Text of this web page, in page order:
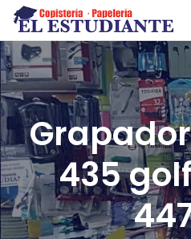
El Estudiante
Copistería
Papelería
435